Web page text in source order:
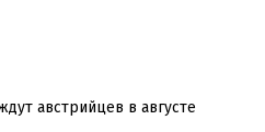
австрийцев в августе